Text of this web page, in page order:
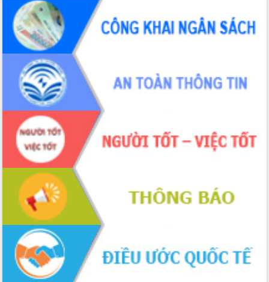
Ngành cá ngừ Đắk Lắk chủ động thích
ứng để giữ vững thị trường xuất khẩu
Diễn đàn Kinh tế tư nhân Việt Nam đột
phá cơ chế - Hợp tác công tư
Đề án 06 tạo bước ngoặt đột phá trong
cải cách hành chính tỉnh Đắk Lắk
Kết nối tour, đẩy mạnh chuyển đổi số
để phát triển du lịch Đắk Lắk
Khởi động Dự án Đầu tư xây dựng hạ
tầng kỹ thuật Cụm công nghiệp Tân
Tiến
Gặp mặt các cơ quan báo chí nhân Kỷ
niệm 101 năm Ngày Báo chí Cách
mạng Việt Nam
Đắk Lắk sơ kết 4 năm triển khai thực
hiện Đề án 06 của Chính phủ
Họp báo thông tin về Hội nghị Công bố
Quy hoạch và Xúc tiến đầu tư tỉnh Đắk
Lắk
Khơi thông điểm nghẽn, đẩy nhanh
giải ngân vốn khắc phục thiên tai